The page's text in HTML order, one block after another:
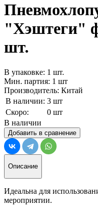
"Хэштеги"
шт.
В упаковке: 1 шт.
Мин. партия: 1 шт
Производитель: Китай
В наличии: 3 шт
Скоро:
0 шт
В наличии
Добавить в сравнение
Описание
Идеальна для
мероприятии.